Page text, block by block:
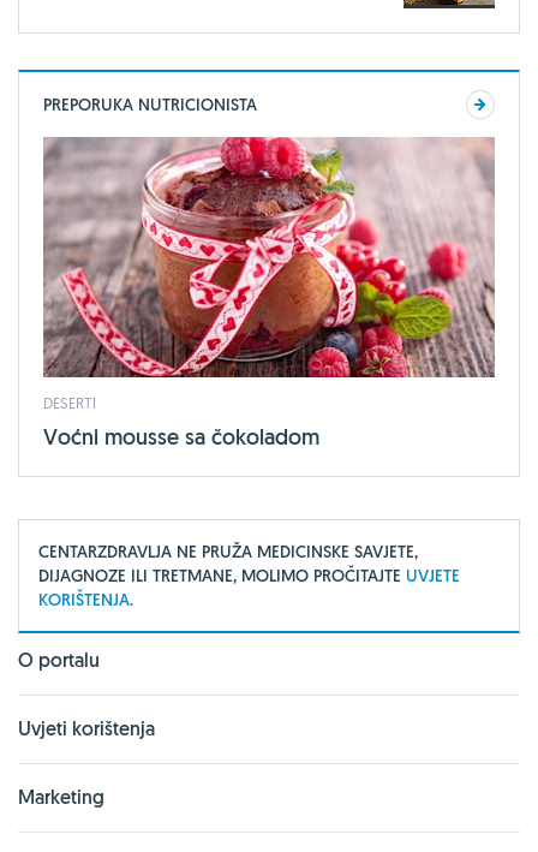
PREPORUKA NUTRICIONISTA
DESERTI
Voćni mousse sa čokoladom
CENTARZDRAVLJA NE PRUŽA MEDICINSKE SAVJETE,
DIJAGNOZE ILI TRETMANE, MOLIMO PROČITAJTE UVJETE
KORIŠTENJA.
O portalu
Uvjeti korištenja
Marketing